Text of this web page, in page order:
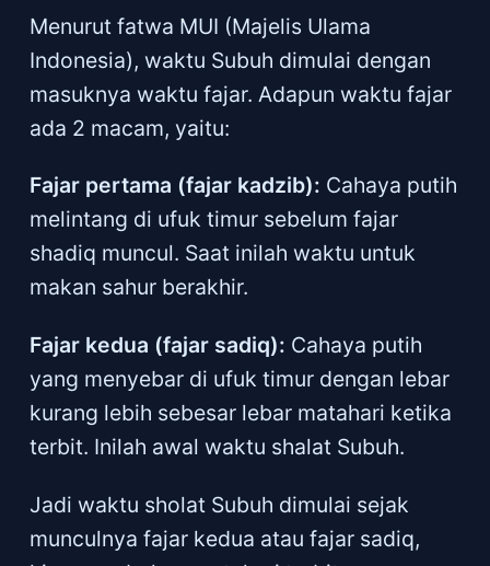
Menurut fatwa MUI (Majelis Ulama
Indonesia), waktu Subuh dimulai dengan
masuknya waktu fajar. Adapun waktu fajar
ada 2 macam, yaitu:
Fajar pertama (fajar kadzib): Cahaya putih
melintang di ufuk timur sebelum fajar
shadiq muncul. Saat inilah waktu untuk
makan sahur berakhir.
Fajar kedua (fajar sadiq): Cahaya putih
yang menyebar di ufuk timur dengan lebar
kurang lebih sebesar lebar matahari ketika
terbit. Inilah awal waktu shalat Subuh.
Jadi waktu sholat Subuh dimulai sejak
munculnya fajar kedua atau fajar sadiq,